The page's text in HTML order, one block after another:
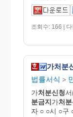
조회수: 166 |
가처분
법률서식 >
가처분신청
분금지가처
자 ○ ○시 ○구